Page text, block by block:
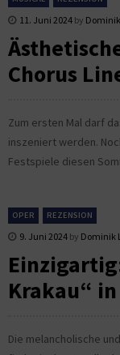
11. Juni 2024 by
Chorus
Zum ersten Mal darf
inszeniert werden.
Festspiele diesen
OPER REZENSION
9. Juni 2024 by Dominik
Krakau“
Die melancholische